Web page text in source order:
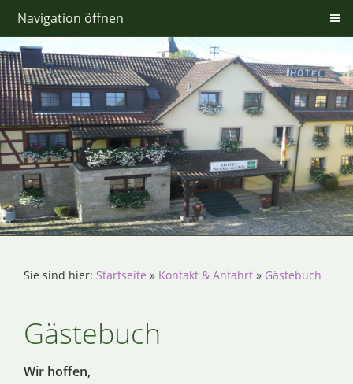
Navigation öffnen
Sie sind hier: Startseite » Kontakt & Anfahrt » Gästebuch
Gästebuch
Wir hoffen,